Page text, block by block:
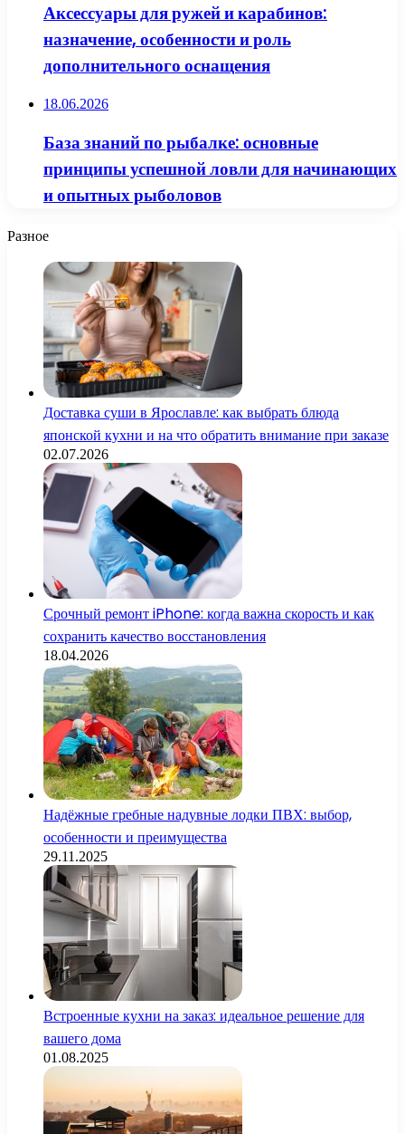
Аксессуары для ружей и карабинов:
назначение, особенности и роль
дополнительного оснащения
18.06.2026
База знаний по рыбалке: основные
принципы успешной ловли для начинающих
и опытных рыболовов
Разное
Доставка суши в Ярославле: как выбрать блюда
японской кухни и на что обратить внимание при заказе
02.07.2026
Срочный ремонт iPhone: когда важна скорость и как
сохранить качество восстановления
18.04.2026
Надёжные гребные надувные лодки ПВХ: выбор,
особенности и преимущества
29.11.2025
Встроенные кухни на заказ: идеальное решение для
вашего дома
01.08.2025